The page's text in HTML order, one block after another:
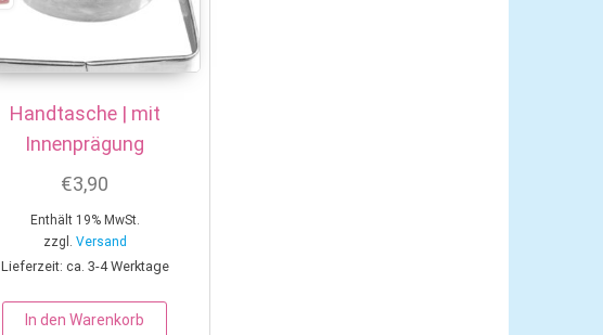
Handtasche | mit
Innenprägung
€3,90
Enthält 19% MwSt.
zzgl. Versand
Lieferzeit: ca. 3-4 Werktage
In den Warenkorb